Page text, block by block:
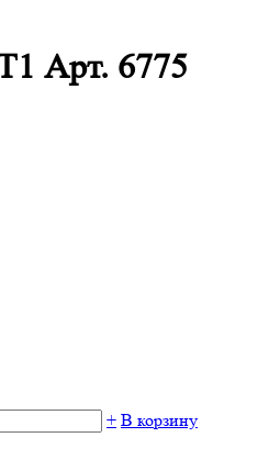
Арт. 6775
+ В корзину